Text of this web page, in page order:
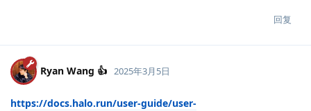
回复
Ryan Wang 👍 2025年3月5日
https://docs.halo.run/user-guide/user-